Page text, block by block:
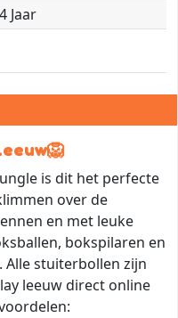
Jaar
🦁
is dit het perfecte
over de
en met leuke
bokspilaren en
stuiterbollen zijn
leeuw direct online